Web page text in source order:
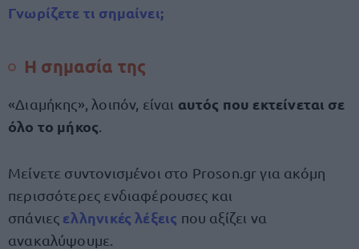
Γνωρίζετε τι σημαίνει;
Η σημασία της
«Διαμήκης», λοιπόν, είναι αυτός που εκτείνεται σε
όλο το μήκος
Μείνετε συντονισμένοι στο Proson.gr για ακόμη
περισσότερες ενδιαφέρουσες και
σπάνιες ελληνικές λέξεις που αξίζει να
ανακαλύψουμε.